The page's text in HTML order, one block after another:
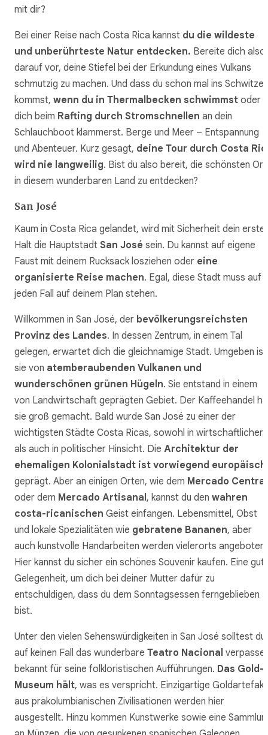
mit dir?
Bei einer Reise nach Costa Rica kannst du die wildeste
und unberührteste Natur entdecken. Bereite dich also
darauf vor, deine Stiefel bei der Erkundung eines Vulkans
schmutzig zu machen. Und dass du schon mal ins Schwitzen
kommst, wenn du in Thermalbecken schwimmst oder
dich beim Rafting durch Stromschnellen an dein
Schlauchboot klammerst. Berge und Meer – Entspannung
und Abenteuer. Kurz gesagt, deine Tour durch Costa
wird nie langweilig. Bist du also bereit, die schönsten
in diesem wunderbaren Land zu entdecken?
San José
Kaum in Costa Rica gelandet, wird mit Sicherheit dein erster
Halt die Hauptstadt San José sein. Du kannst auf eigene
Faust mit deinem Rucksack losziehen oder eine
organisierte Reise machen. Egal, diese Stadt muss auf
jeden Fall auf deinem Plan stehen.
Willkommen in San José, der bevölkerungsreichsten
Provinz des Landes. In dessen Zentrum, in einem Tal
gelegen, erwartet dich die gleichnamige Stadt. Umgeben ist
sie von atemberaubenden Vulkanen und
wunderschönen grünen Hügeln. Sie entstand in einem
von Landwirtschaft geprägten Gebiet. Der Kaffeehandel
sie groß gemacht. Bald wurde San José zu einer der
wichtigsten Städte Costa Ricas, sowohl in wirtschaftlicher
als auch in politischer Hinsicht. Die Architektur der
ehemaligen Kolonialstadt ist vorwiegend europäisch
geprägt. Aber an einigen Orten, wie dem Mercado Central
oder dem Mercado Artisanal, kannst du den wahren
costa-ricanischen Geist einfangen. Lebensmittel, Obst
und lokale Spezialitäten wie gebratene Bananen, aber
auch kunstvolle Handarbeiten werden vielerorts angeboten.
Hier kannst du sicher ein schönes Souvenir kaufen. Eine
Gelegenheit, um dich bei deiner Mutter dafür zu
entschuldigen, dass du dem Sonntagsessen ferngeblieben
bist.
Unter den vielen Sehenswürdigkeiten in San José solltest du
auf keinen Fall das wunderbare Teatro Nacional
bekannt für seine folkloristischen Aufführungen. Das Gold-
Museum hält, was es verspricht. Einzigartige
aus präkolumbianischen Zivilisationen werden hier
ausgestellt. Hinzu kommen Kunstwerke sowie eine